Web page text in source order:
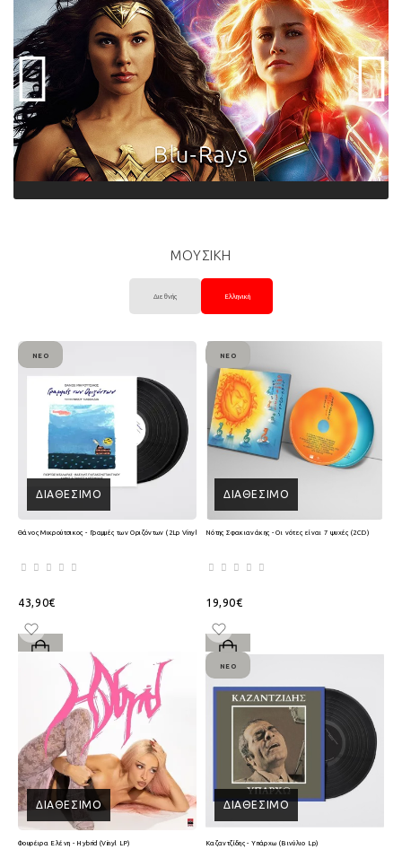
ΜΟΥΣΙΚΗ
Διεθνής Ελληνική
ΔΙΑΘΈΣΙΜΟ
ΝΈΟ
Θάνος Μικρούτσικος - Γραμμές των Οριζόντων (2Lp Vinyl)
43,90€
ΔΙΑΘΈΣΙΜΟ
ΝΈΟ
Νότης Σφακιανάκης - Οι νότες είναι 7 ψυχές (2CD)
19,90€
ΔΙΑΘΈΣΙΜΟ
Φουρέιρα Ελένη - Hybrid (Vinyl LP)
ΔΙΑΘΈΣΙΜΟ
ΝΈΟ
Καζαντζίδης - Υπάρχω (Βινύλιο Lp)